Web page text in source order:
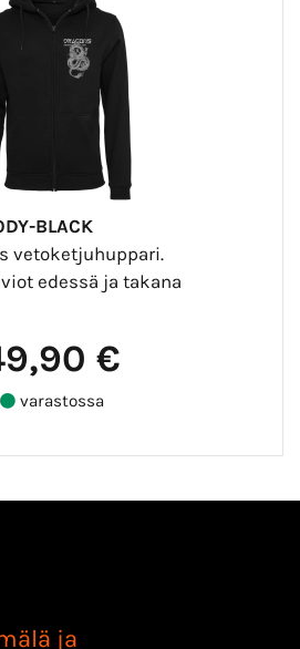
BLACK
vetoketjuhuppari.
edessä ja takana
€
varastossa
ja